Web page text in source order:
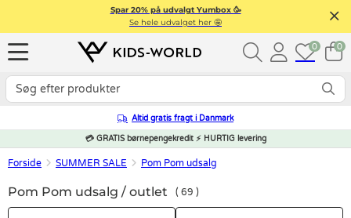
Spar 20% på udvalgt Yumbox 🥳
Se hele udvalget her 🤩
0 0
Altid gratis fragt i Danmark
💳 GRATIS børnepengekredit ⚡ HURTIG levering
Forside SUMMER SALE Pom Pom udsalg
Pom Pom udsalg / outlet 69